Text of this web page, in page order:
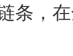
条，